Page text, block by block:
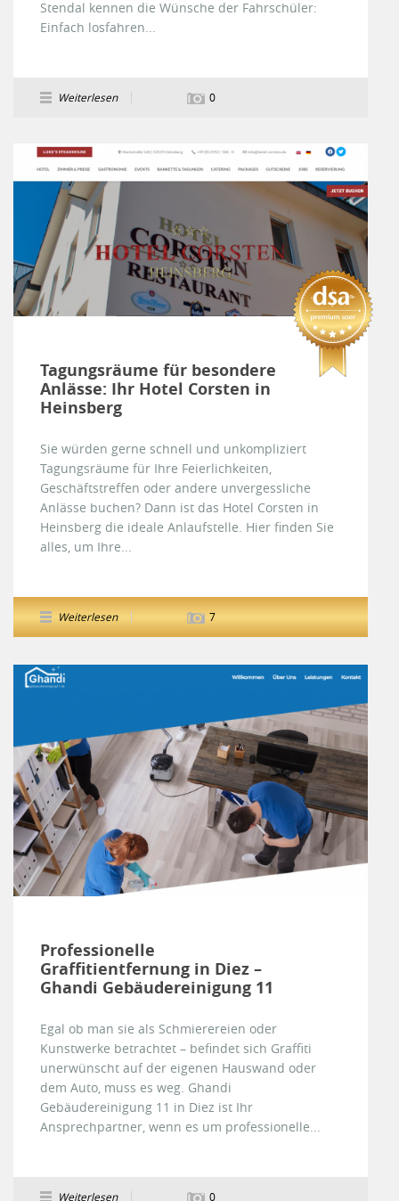
Stendal kennen die Wünsche der Fahrschüler:
Einfach losfahren...
Weiterlesen 0
Tagungsräume für besondere
Anlässe: Ihr Hotel Corsten in
Heinsberg
Sie würden gerne schnell und unkompliziert
Tagungsräume für Ihre Feierlichkeiten,
Geschäftstreffen oder andere unvergessliche
Anlässe buchen? Dann ist das Hotel Corsten in
Heinsberg die ideale Anlaufstelle. Hier finden Sie
alles, um Ihre...
Weiterlesen 7
Professionelle
Graffitientfernung in Diez –
Ghandi Gebäudereinigung 11
Egal ob man sie als Schmierereien oder
Kunstwerke betrachtet – befindet sich Graffiti
unerwünscht auf der eigenen Hauswand oder
dem Auto, muss es weg. Ghandi
Gebäudereinigung 11 in Diez ist Ihr
Ansprechpartner, wenn es um professionelle...
Weiterlesen 0